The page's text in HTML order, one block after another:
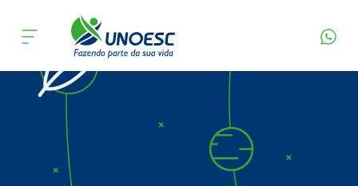
Cursos
Onde estamos
Atendimento ao Estudante